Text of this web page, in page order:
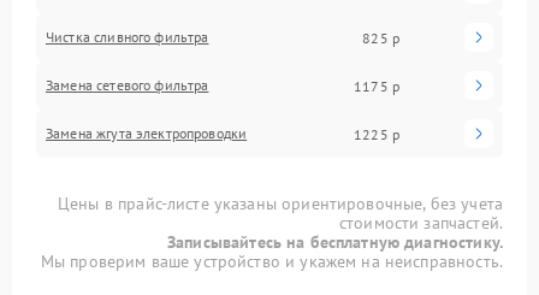
Чистка сливного фильтра 825 р
Замена сетевого фильтра 1175 р
Замена жгута электропроводки 1225 р
Цены в прайс-листе указаны ориентировочные, без учета
стоимости запчастей.
Записывайтесь на бесплатную диагностику.
Мы проверим ваше устройство и укажем на неисправность.